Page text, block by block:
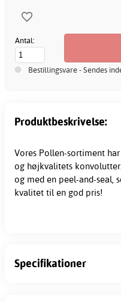
Antal:
Bestillingsvare - Sendes
Produktbeskrivelse:
Vores Pollen-sortiment
og højkvalitets
og med en peel-and-
kvalitet til en god pris!
Specifikationer